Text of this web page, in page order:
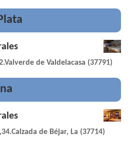
de Valdelacasa (37791)
de Béjar, La (37714)